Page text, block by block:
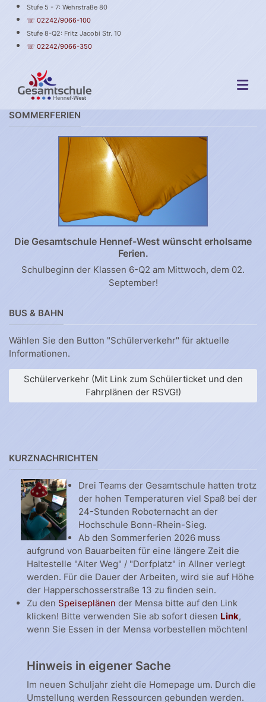
Stufe 5 - 7: Wehrstraße 80
☏ 02242/9066-100
Stufe 8-Q2: Fritz Jacobi Str. 10
☏ 02242/9066-350
SOMMERFERIEN
Die Gesamtschule Hennef-West wünscht erholsame
Ferien.
Schulbeginn der Klassen 6-Q2 am Mittwoch, dem 02.
September!
BUS & BAHN
Wählen Sie den Button "Schülerverkehr" für aktuelle
Informationen.
Schülerverkehr (Mit Link zum Schülerticket und den
Fahrplänen der RSVG!)
KURZNACHRICHTEN
Drei Teams der Gesamtschule hatten trotz
der hohen Temperaturen viel Spaß bei der
24-Stunden Roboternacht an der
Hochschule Bonn-Rhein-Sieg.
Ab den Sommerferien 2026 muss
aufgrund von Bauarbeiten für eine längere Zeit die
Haltestelle "Alter Weg" / "Dorfplatz" in Allner verlegt
werden. Für die Dauer der Arbeiten, wird sie auf Höhe
der Happerschosserstraße 13 zu finden sein.
Zu den Speiseplänen der Mensa bitte auf den Link
klicken! Bitte verwenden Sie ab sofort diesen Link,
wenn Sie Essen in der Mensa vorbestellen möchten!
Hinweis in eigener Sache
Im neuen Schuljahr zieht die Homepage um. Durch die
Umstellung werden Ressourcen gebunden werden.